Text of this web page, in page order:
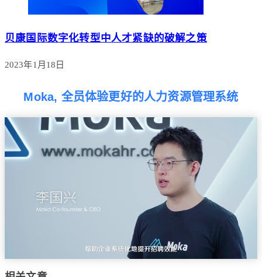
贝康国际数字化转型中人才紧缺的破解之策
2023年1月18日
Moka, 全员体验更好的人力资源管理系统